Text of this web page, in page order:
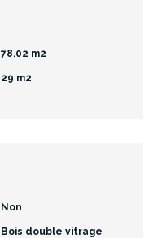
78.02 m2
29 m2
Non
Bois double vitrage